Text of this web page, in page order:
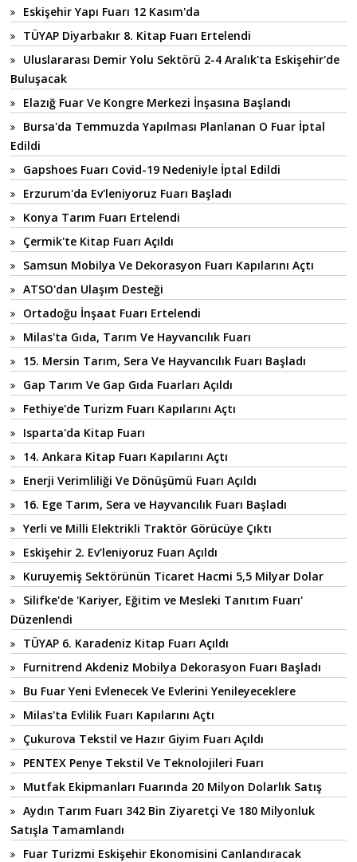
Eskişehir Yapı Fuarı 12 Kasım'da
TÜYAP Diyarbakır 8. Kitap Fuarı Ertelendi
Uluslararası Demir Yolu Sektörü 2-4 Aralık'ta Eskişehir'de
Buluşacak
Elazığ Fuar Ve Kongre Merkezi İnşasına Başlandı
Bursa'da Temmuzda Yapılması Planlanan O Fuar İptal
Edildi
Gapshoes Fuarı Covid-19 Nedeniyle İptal Edildi
Erzurum'da Ev'leniyoruz Fuarı Başladı
Konya Tarım Fuarı Ertelendi
Çermik'te Kitap Fuarı Açıldı
Samsun Mobilya Ve Dekorasyon Fuarı Kapılarını Açtı
ATSO'dan Ulaşım Desteği
Ortadoğu İnşaat Fuarı Ertelendi
Milas'ta Gıda, Tarım Ve Hayvancılık Fuarı
15. Mersin Tarım, Sera Ve Hayvancılık Fuarı Başladı
Gap Tarım Ve Gap Gıda Fuarları Açıldı
Fethiye'de Turizm Fuarı Kapılarını Açtı
Isparta'da Kitap Fuarı
14. Ankara Kitap Fuarı Kapılarını Açtı
Enerji Verimliliği Ve Dönüşümü Fuarı Açıldı
16. Ege Tarım, Sera ve Hayvancılık Fuarı Başladı
Yerli ve Milli Elektrikli Traktör Görücüye Çıktı
Eskişehir 2. Ev'leniyoruz Fuarı Açıldı
Kuruyemiş Sektörünün Ticaret Hacmi 5,5 Milyar Dolar
Silifke'de 'Kariyer, Eğitim ve Mesleki Tanıtım Fuarı'
Düzenlendi
TÜYAP 6. Karadeniz Kitap Fuarı Açıldı
Furnitrend Akdeniz Mobilya Dekorasyon Fuarı Başladı
Bu Fuar Yeni Evlenecek Ve Evlerini Yenileyeceklere
Milas'ta Evlilik Fuarı Kapılarını Açtı
Çukurova Tekstil ve Hazır Giyim Fuarı Açıldı
PENTEX Penye Tekstil Ve Teknolojileri Fuarı
Mutfak Ekipmanları Fuarında 20 Milyon Dolarlık Satış
Aydın Tarım Fuarı 342 Bin Ziyaretçi Ve 180 Milyonluk
Satışla Tamamlandı
Fuar Turizmi Eskişehir Ekonomisini Canlandıracak